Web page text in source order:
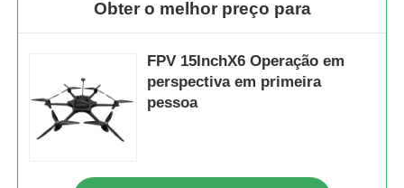
Obter o melhor preço para
FPV 15InchX6 Operação em
perspectiva em primeira
pessoa